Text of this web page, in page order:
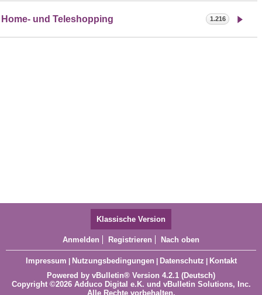
Home- und Teleshopping 1.216
Klassische Version
Anmelden Registrieren Nach oben
Impressum Nutzungsbedingungen Datenschutz
Kontakt
Powered by vBulletin® Version 4.2.1 (Deutsch)
Copyright ©2026 Adduco Digital e.K. und vBulletin Solutions, Inc.
Alle Rechte vorbehalten.